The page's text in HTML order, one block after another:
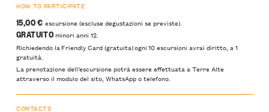
HOW TO PARTICIPATE
15,00 € escursione (escluse degustazioni se previste).
GRATUITOminori anni 12.
Richiedendo la Friendly Card (gratuita) ogni 10 escursioni avrai diritto, a 1
gratuità.
La prenotazione dell’escursione potrà essere effettuata a Terre Alte
attraverso il modulo del sito, WhatsApp o telefono.
CONTACTS